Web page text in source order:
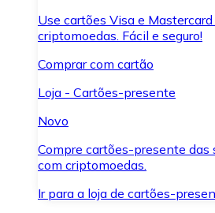
Use cartões Visa e
criptomoedas. Fácil e seguro!
Comprar com cartão
Loja - Cartões-presente
Novo
Compre cartões-presente das
com criptomoedas.
Ir para a loja de cartões-